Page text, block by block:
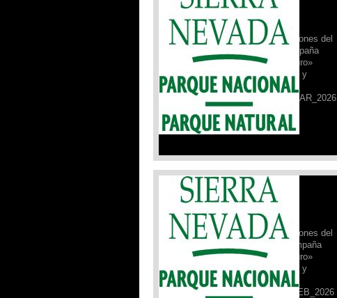
05/03/2026
Desde el Refugio Poqueira,
actualizamos la ficha de condiciones del
05 de marzo de 2026, de la campaña
«Sierra Nevada para vivirla seguro»
realizada por el Parque Nacional y
Natural de Sierra Nevada.
FICHA_DE_SEGURIDAD_05_MAR_2026
Leer Más »
Campaña de Seguridad PNSN:
19/02/2026
Desde el Refugio Poqueira,
actualizamos la ficha de condiciones del
19 de febrero de 2026, de la campaña
«Sierra Nevada para vivirla seguro»
realizada por el Parque Nacional y
Natural de Sierra Nevada.
FICHA_DE_SEGURIDAD_19_FEB_2026